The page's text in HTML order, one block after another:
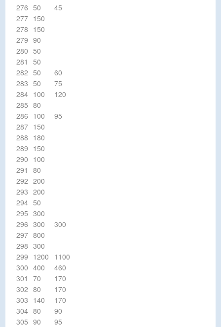
276 50
45
277 150
278 150
279 90
280 50
281
50
282 50
60
283 50
75
284 100
120
285 80
286 100
95
287 150
288 180
289 150
290 100
291
80
292 200
293 200
294 50
295 300
296 300
300
297 800
298 300
299 1200
1100
300 400
460
301
70
170
302 80
170
303 140
170
304 80
90
305 90
95